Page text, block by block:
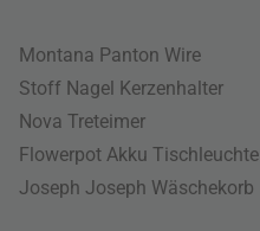
Montana Panton Wire
Stoff Nagel Kerzenhalter
Nova Treteimer
Flowerpot Akku Tischleuchte
Joseph Joseph Wäschekorb